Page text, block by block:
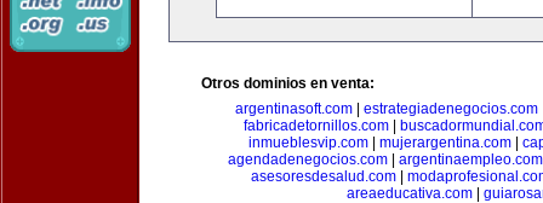
Otros dominios en venta:
argentinasoft.com| estrategiadenegocios.com
fabricadetornillos.com
inmueblesvip.com
mujerargentina.com
agendadenegocios.com| argentinaempleo.com
asesoresdesalud.com|
areaeducativa.com|